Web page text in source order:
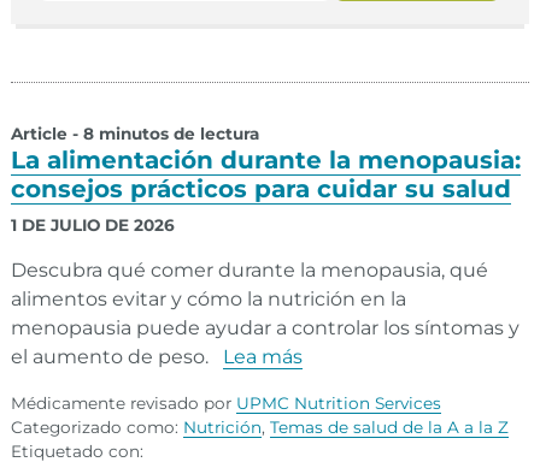
Article - 8 minutos de lectura
La alimentación durante la menopausia:
consejos prácticos para cuidar su salud
1 DE JULIO DE 2026
Descubra qué comer durante la menopausia, qué
alimentos evitar y cómo la nutrición en la
menopausia puede ayudar a controlar los síntomas y
el aumento de peso.
Lea más
Médicamente revisado por UPMC Nutrition Services
Categorizado como: Nutrición, Temas de salud de la A a la Z
Etiquetado con: